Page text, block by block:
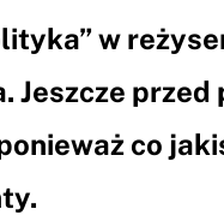
w
Jeszcze przed
co